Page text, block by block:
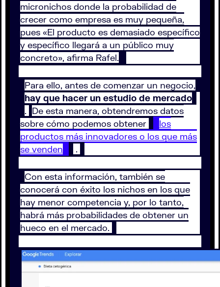
micronichos donde la probabilidad de
crecer como empresa es muy pequeña,
pues «El producto es demasiado específico
y específico llegará a un público muy
concreto», afirma Rafel.
Para ello, antes de comenzar un negocio,
hay que hacer un estudio de mercado
. De esta manera, obtendremos datos
sobre cómo podemos obtener
los
productos más innovadores o los que más
se venden
.
Con esta información, también se
conocerá con éxito los nichos en los que
hay menor competencia y, por lo tanto,
habrá más probabilidades de obtener un
hueco en el mercado.